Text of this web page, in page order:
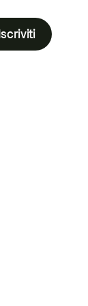
Iscriviti